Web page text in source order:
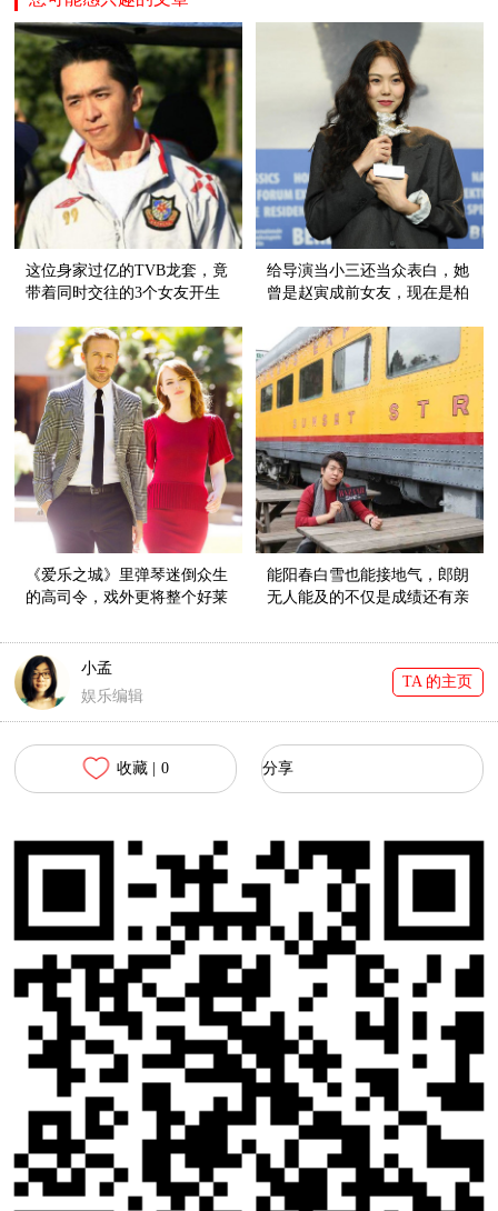
这位身家过亿的TVB龙套，竟
带着同时交往的3个女友开生
给导演当小三还当众表白，她
曾是赵寅成前女友，现在是柏
《爱乐之城》里弹琴迷倒众生
的高司令，戏外更将整个好莱
能阳春白雪也能接地气，郎朗
无人能及的不仅是成绩还有亲
小孟
娱乐编辑
TA 的主页
收藏 | 0 分享